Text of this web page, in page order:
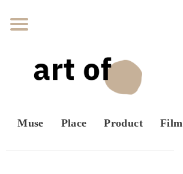
Muse Place Product Film